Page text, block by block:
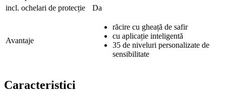
incl. ochelari de protecție
Da
Avantaje
răcire cu gheață de safir
cu aplicație inteligentă
35 de niveluri personalizate de
sensibilitate
Caracteristici